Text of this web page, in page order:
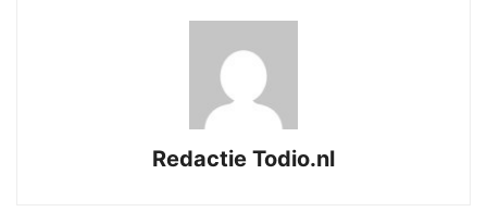
Redactie Todio.nl